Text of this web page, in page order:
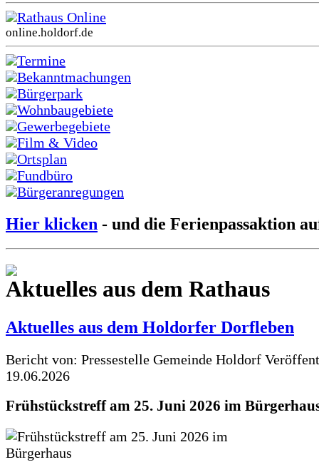
Rathaus Online
online.holdorf.de
Termine
Bekanntmachungen
Bürgerpark
Wohnbaugebiete
Gewerbegebiete
Film & Video
Ortsplan
Fundbüro
Bürgeranregungen
Hier klicken - und die Ferienpassaktion
Aktuelles aus dem Rathaus
Aktuelles aus dem Holdorfer Dorfleben
Bericht von: Pressestelle Gemeinde Holdorf
19.06.2026
Frühstückstreff am 25. Juni 2026 im